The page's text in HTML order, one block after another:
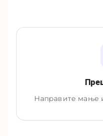
Направите мање